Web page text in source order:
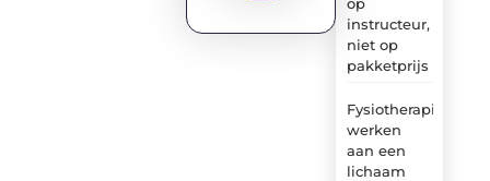
instructeur,
niet op
pakketprijs
Fysiotherapie:
werken
aan een
lichaam